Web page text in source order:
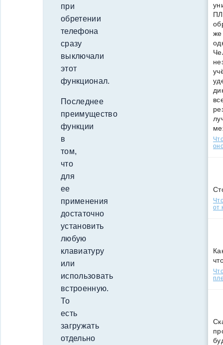
при
обретении
телефона
сразу
выключали
этот
функционал.
Последнее
преимущество
функции
в
том,
что
для
ее
применения
достаточно
установить
любую
клавиатуру
или
использовать
встроенную.
То
есть
загружать
отдельно
же
от